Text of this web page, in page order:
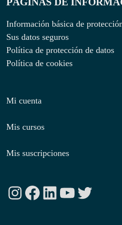
Información básica de
Sus datos seguros
Política de protección de datos
Política de cookies
Mi cuenta
Mis cursos
Mis suscripciones
Instagram
Facebook
LinkedIn
YouTube
Twitter